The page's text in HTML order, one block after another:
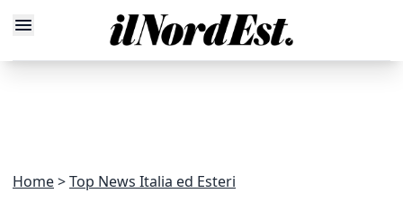
Home Top News Italia ed Esteri